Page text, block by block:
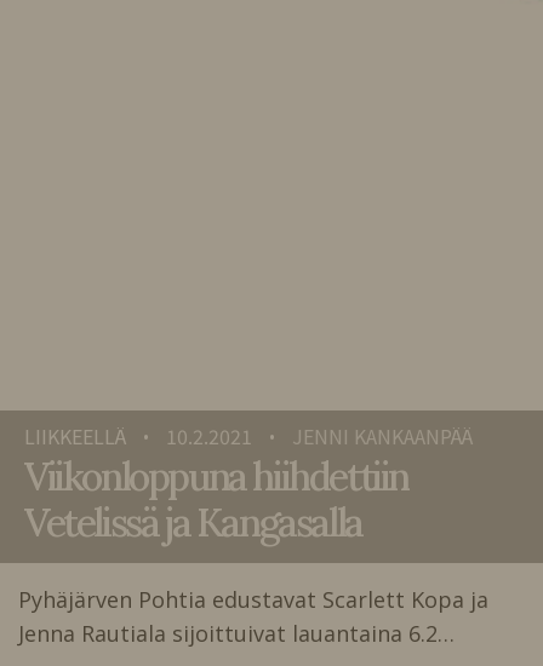
LIIKKEELLÄ • 10.2.2021 • JENNI KANKAANPÄÄ
Viikonloppuna hiihdettiin
Vetelissä ja Kangasalla
Pyhäjärven Pohtia edustavat Scarlett Kopa ja
Jenna Rautiala sijoittuivat lauantaina 6.2…